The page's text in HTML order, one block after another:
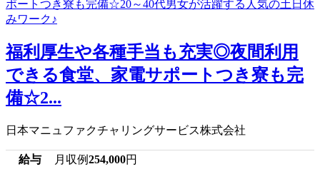
福利厚生や各種手当も充実◎夜間利用
できる食堂、家電サポートつき寮も完
備☆2...
日本マニュファクチャリングサービス株式会社
給与 月収例254,000円